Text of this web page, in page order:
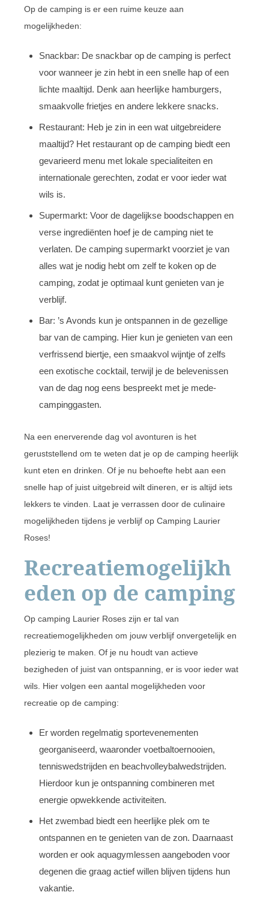
Op de camping is er een ruime keuze aan
mogelijkheden:
Snackbar: De snackbar op de camping is perfect
voor wanneer je zin hebt in een snelle hap of een
lichte maaltijd. Denk aan heerlijke hamburgers,
smaakvolle frietjes en andere lekkere snacks.
Restaurant: Heb je zin in een wat uitgebreidere
maaltijd? Het restaurant op de camping biedt een
gevarieerd menu met lokale specialiteiten en
internationale gerechten, zodat er voor ieder wat
wils is.
Supermarkt: Voor de dagelijkse boodschappen en
verse ingrediënten hoef je de camping niet te
verlaten. De camping supermarkt voorziet je van
alles wat je nodig hebt om zelf te koken op de
camping, zodat je optimaal kunt genieten van je
verblijf.
Bar: ’s Avonds kun je ontspannen in de gezellige
bar van de camping. Hier kun je genieten van een
verfrissend biertje, een smaakvol wijntje of zelfs
een exotische cocktail, terwijl je de belevenissen
van de dag nog eens bespreekt met je mede-
campinggasten.
Na een enerverende dag vol avonturen is het
geruststellend om te weten dat je op de camping heerlijk
kunt eten en drinken. Of je nu behoefte hebt aan een
snelle hap of juist uitgebreid wilt dineren, er is altijd iets
lekkers te vinden. Laat je verrassen door de culinaire
mogelijkheden tijdens je verblijf op Camping Laurier
Roses!
Recreatiemogelijkh
eden op de camping
Op camping Laurier Roses zijn er tal van
recreatiemogelijkheden om jouw verblijf onvergetelijk en
plezierig te maken. Of je nu houdt van actieve
bezigheden of juist van ontspanning, er is voor ieder wat
wils. Hier volgen een aantal mogelijkheden voor
recreatie op de camping:
Er worden regelmatig sportevenementen
georganiseerd, waaronder voetbaltoernooien,
tenniswedstrijden en beachvolleybalwedstrijden.
Hierdoor kun je ontspanning combineren met
energie opwekkende activiteiten.
Het zwembad biedt een heerlijke plek om te
ontspannen en te genieten van de zon. Daarnaast
worden er ook aquagymlessen aangeboden voor
degenen die graag actief willen blijven tijdens hun
vakantie.